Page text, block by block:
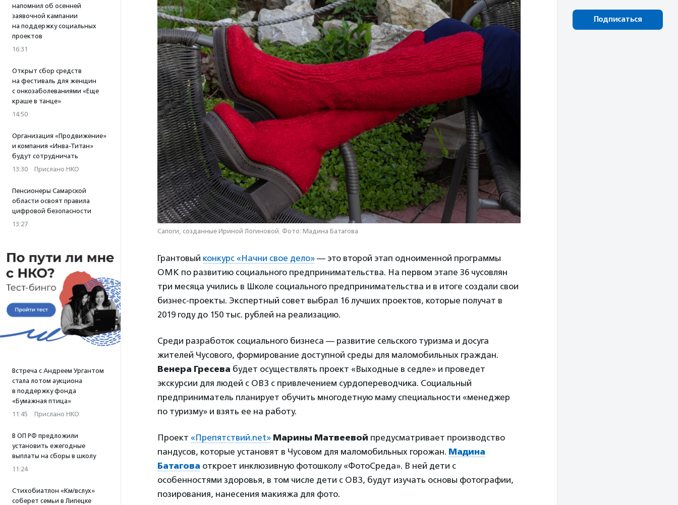
напомнил об осенней
заявочной кампании
на поддержку социальных
проектов
16:31
Открыт сбор средств
на фестиваль для женщин
с онкозаболеваниями «Еще
краше в танце»
14:50
Организация «Продвижение»
и компания «Инва-Титан»
будут сотрудничать
13:30 · Прислано НКО
Пенсионеры Самарской
области освоят правила
цифровой безопасности
13:27
Встреча с Андреем Ургантом
стала лотом аукциона
в поддержку фонда
«Бумажная птица»
11:45 · Прислано НКО
В ОП РФ предложили
установить ежегодные
выплаты на сборы в школу
11:24
Стихобиатлон «Км/вслух»
соберет семьи в Липецке
Сапоги, созданные Ириной Логиновой. Фото: Мадина Батагова
Грантовый конкурс «Начни свое дело» — это второй этап одноименной программы
ОМК по развитию социального предпринимательства. На первом этапе 36 чусовлян
три месяца учились в Школе социального предпринимательства и в итоге создали свои
бизнес-проекты. Экспертный совет выбрал 16 лучших проектов, которые получат в
2019 году до 150 тыс. рублей на реализацию.
Среди разработок социального бизнеса — развитие сельского туризма и досуга
жителей Чусового, формирование доступной среды для маломобильных граждан.
Венера Гресева будет осуществлять проект «Выходные в седле» и проведет
экскурсии для людей с ОВЗ с привлечением сурдопереводчика. Социальный
предприниматель планирует обучить многодетную маму специальности «менеджер
по туризму» и взять ее на работу.
Проект «Препятствий.net» Марины Матвеевой предусматривает производство
пандусов, которые установят в Чусовом для маломобильных горожан. Мадина
Батагова откроет инклюзивную фотошколу «ФотоСреда». В ней дети с
особенностями здоровья, в том числе дети с ОВЗ, будут изучать основы фотографии,
позирования, нанесения макияжа для фото.
Подписаться